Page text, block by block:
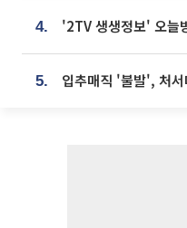
4.
5. 입추매직 '불발', 처